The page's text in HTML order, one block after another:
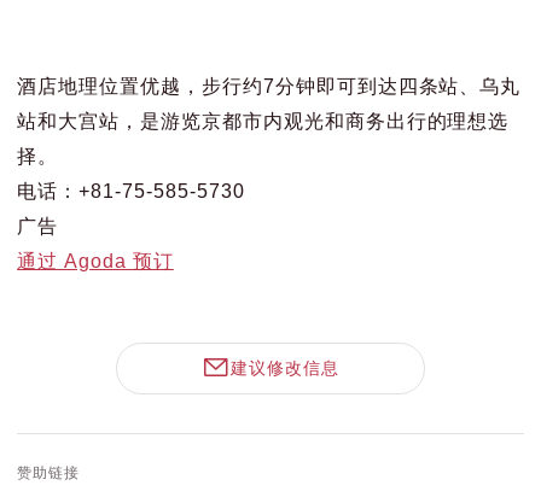
酒店地理位置优越，步行约7分钟即可到达四条站、乌丸
站和大宫站，是游览京都市内观光和商务出行的理想选
择。
电话：+81-75-585-5730
广告
通过 Agoda 预订
建议修改信息
赞助链接